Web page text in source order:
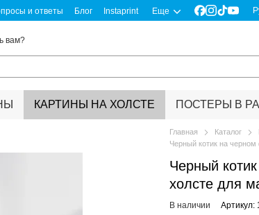
и ответы Блог Instaprint Еще
вам?
КАРТИНЫ НА ХОЛСТЕ ПОСТЕРЫ В
Главная Каталог
Черный котик на
Черный
холсте для
В наличии Артикул: